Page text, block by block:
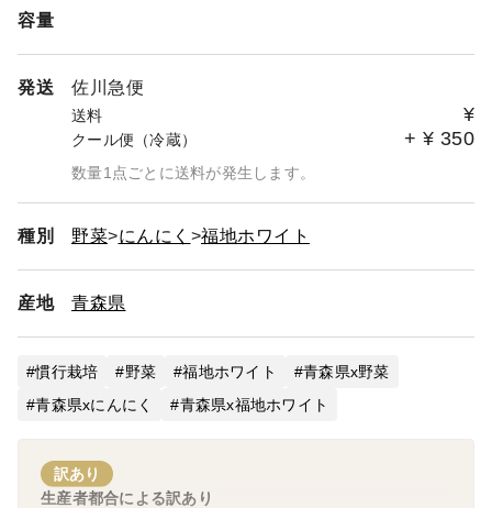
容量
発送 佐川急便
送料 ¥
クール便（冷蔵） + ¥ 350
数量1点ごとに送料が発生します。
種別 野菜 にんにく 福地ホワイト
産地 青森県
慣行栽培 野菜 福地ホワイト
青森県x野菜
青森県xにんにく
青森県x福地ホワイト
訳あり
生産者都合による訳あり